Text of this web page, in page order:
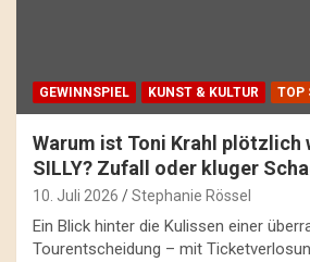
GEWINNSPIEL KUNST & KULTUR TOP
Warum ist Toni Krahl plötzlich
SILLY? Zufall oder kluger
10. Juli 2026 Stephanie Rössel
Ein Blick hinter die Kulissen einer
Tourentscheidung – mit